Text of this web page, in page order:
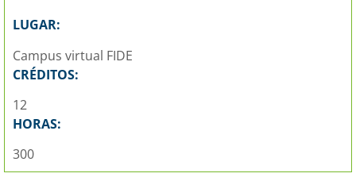
LUGAR:
Campus virtual FIDE
CRÉDITOS:
12
HORAS:
300